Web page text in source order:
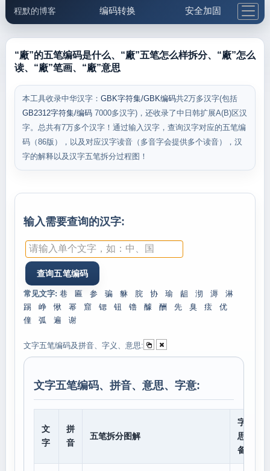
程默的博客 编码转换 安全加固
邮件工具 生活便民 更多工具
5.1支付宝大红包
“廠”的五笔编码是什么、“廠”五笔怎么样拆分、“廠”怎么
读、“廠”笔画、“廠”意思
本工具收录中华汉字： GBK字符集/GBK编码共2万多汉字(包括
GB2312字符集/编码 7000多汉字)，还收录了中日韩扩展A(B)区汉
字。总共有7万多个汉字！通过输入汉字，查询汉字对应的五笔编
码（86版），以及对应汉字读音（多音字会提供多个读音），汉
字的解释以及汉字五笔拆分过程图！
输入需要查询的汉字:
常见文字: 巷 匾 参 骗 貅 脘 协 瑜 龃 沏 溽
淋
踢
峥 愀 幂 窟 锶 钮 镥 醵 酬 先 臭 痃
优
僮
弧 遍 谢
文字五笔编码及拼音、字义、意思:
文字五笔编码、拼音、意思、字意:
文
字
拼
音
五笔拆分图解
字意
思、
备注